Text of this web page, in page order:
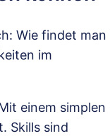
Wie findet man
im
einem simplen
Skills sind